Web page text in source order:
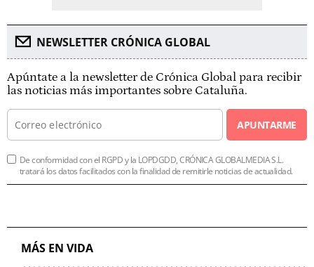
NEWSLETTER CRÓNICA GLOBAL
Apúntate a la newsletter de Crónica Global para recibir
las noticias más importantes sobre Cataluña.
APUNTARME
De conformidad con el RGPD y la LOPDGDD, CRÓNICA GLOBALMEDIA S.L.
tratará los datos facilitados con la finalidad de remitirle noticias de actualidad.
MÁS EN VIDA